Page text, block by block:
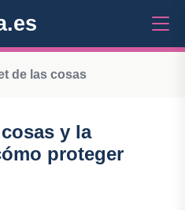
de las cosas
y la
proteger